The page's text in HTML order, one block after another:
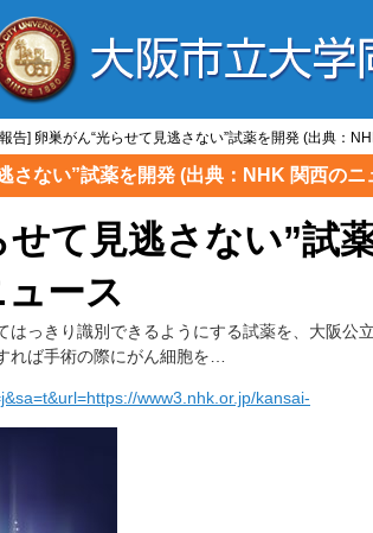
告] 卵巣がん“光らせて見逃さない”試薬を開発 (出典：
さない”試薬を開発 (出典：NHK 関西のニ
て見逃さない”試薬
ース
はっきり識別できるようにする試薬を、大阪公
れば手術の際にがん細胞を…
www3.nhk.or.jp/kansai-